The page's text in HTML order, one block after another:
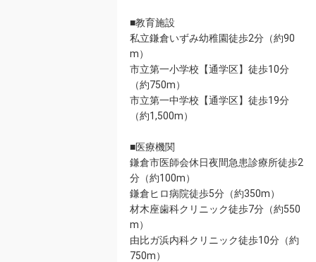
■教育施設
私立鎌倉いずみ幼稚園徒歩2分（約90
m）
市立第一小学校【通学区】徒歩10分
（約750m）
市立第一中学校【通学区】徒歩19分
（約1,500m）
■医療機関
鎌倉市医師会休日夜間急患診療所徒歩2
分（約100m）
鎌倉ヒロ病院徒歩5分（約350m）
材木座歯科クリニック徒歩7分（約550
m）
由比ガ浜内科クリニック徒歩10分（約
750m）